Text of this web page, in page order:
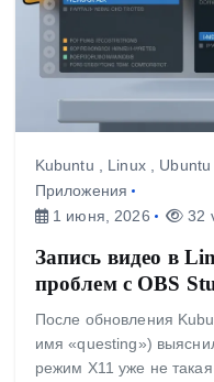
Kubuntu Linux, Ubuntu
Приложения
1 июня, 2026
32
Запись видео в
проблем с OBS
После обновления
имя «questing»)
режим X11 уже не